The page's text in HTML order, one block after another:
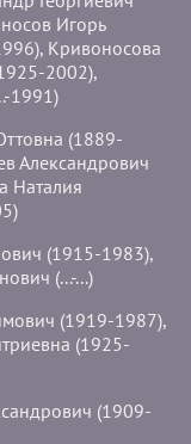
Игорь
Кривоносова
2002),
1991)
(1889-
Александрович
Наталия
(1915-1983),
(...-...)
(1919-1987),
(1925-
(1909-